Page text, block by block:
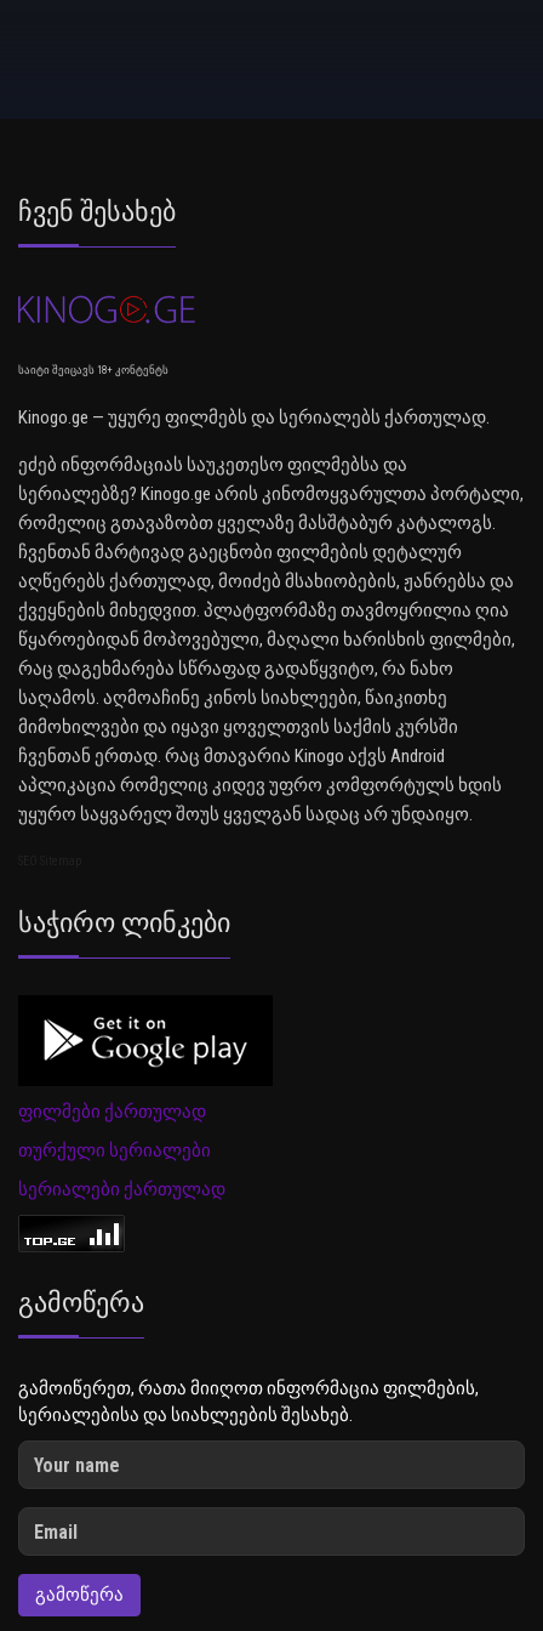
Ჩვენ Შესახებ
საიტი შეიცავს 18+ კონტენტს
Kinogo.ge — უყურე ფილმებს და სერიალებს ქართულად.
ეძებ ინფორმაციას საუკეთესო ფილმებსა და
სერიალებზე? Kinogo.ge არის კინომოყვარულთა პორტალი,
რომელიც გთავაზობთ ყველაზე მასშტაბურ კატალოგს.
ჩვენთან მარტივად გაეცნობი ფილმების დეტალურ
აღწერებს ქართულად, მოიძებ მსახიობების, ჟანრებსა და
ქვეყნების მიხედვით. პლატფორმაზე თავმოყრილია ღია
წყაროებიდან მოპოვებული, მაღალი ხარისხის ფილმები,
რაც დაგეხმარება სწრაფად გადაწყვიტო, რა ნახო
საღამოს. აღმოაჩინე კინოს სიახლეები, წაიკითხე
მიმოხილვები და იყავი ყოველთვის საქმის კურსში
ჩვენთან ერთად. რაც მთავარია Kinogo აქვს Android
აპლიკაცია რომელიც კიდევ უფრო კომფორტულს ხდის
უყურო საყვარელ შოუს ყველგან სადაც არ უნდაიყო.
Საჭირო Ლინკები
ფილმები ქართულად
თურქული სერიალები
სერიალები ქართულად
Გამოწერა
გამოიწერეთ, რათა მიიღოთ ინფორმაცია ფილმების,
სერიალებისა და სიახლეების შესახებ.
ᲒᲐᲛᲝᲬᲔᲠᲐ